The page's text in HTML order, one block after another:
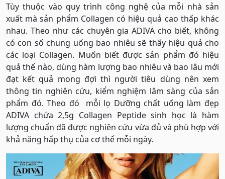
Tùy thuộc vào quy trình công nghệ của mỗi nhà sản
xuất mà sản phẩm Collagen có hiệu quả cao thấp khác
nhau. Theo như các chuyên gia ADIVA cho biết, không
có con số chung uống bao nhiêu sẽ thấy hiệu quả cho
các loại Collagen. Muốn biết được sản phẩm đó hiệu
quả thế nào, dùng hàm lượng bao nhiêu và bao lâu mới
đạt kết quả mong đợi thì người tiêu dùng nên xem
thông tin nghiên cứu, kiểm nghiệm lâm sàng của sản
phẩm đó. Theo đó mỗi lọ Dưỡng chất uống làm đẹp
ADIVA chứa 2,5g Collagen Peptide sinh học là hàm
lượng chuẩn đã được nghiên cứu vừa đủ và phù hợp với
khả năng hấp thụ của cơ thể mỗi ngày.